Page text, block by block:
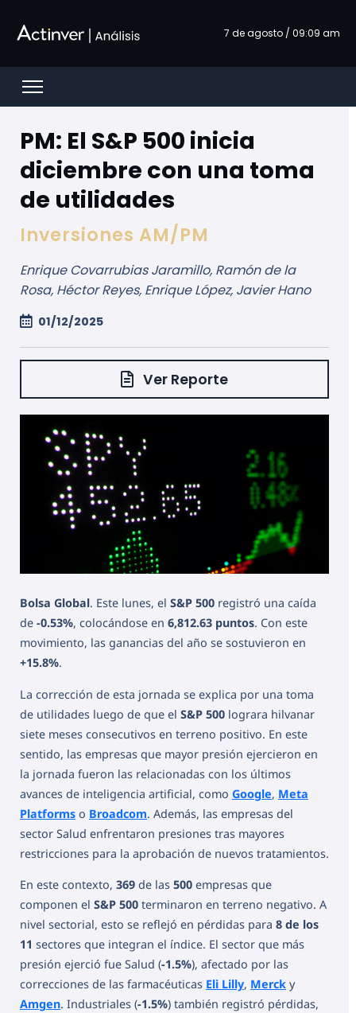
7 de agosto / 09:09 am
Open menu
PM: El S&P 500 inicia
diciembre con una toma
de utilidades
Inversiones AM/PM
Enrique Covarrubias Jaramillo, Ramón de la
Rosa, Héctor Reyes, Enrique López, Javier Hano
01/12/2025
Ver Reporte
Bolsa Global. Este lunes, el S&P 500 registró una caída
de -0.53%, colocándose en 6,812.63 puntos. Con este
movimiento, las ganancias del año se sostuvieron en
+15.8%.
La corrección de esta jornada se explica por una toma
de utilidades luego de que el S&P 500 lograra hilvanar
siete meses consecutivos en terreno positivo. En este
sentido, las empresas que mayor presión ejercieron en
la jornada fueron las relacionadas con los últimos
avances de inteligencia artificial, como Google, Meta
Platforms o Broadcom. Además, las empresas del
sector Salud enfrentaron presiones tras mayores
restricciones para la aprobación de nuevos tratamientos.
En este contexto, 369 de las 500 empresas que
componen el S&P 500 terminaron en terreno negativo. A
nivel sectorial, esto se reflejó en pérdidas para 8 de los
11 sectores que integran el índice. El sector que más
presión ejerció fue Salud (-1.5%), afectado por las
correcciones de las farmacéuticas Eli Lilly, Merck y
Amgen. Industriales (-1.5%) también registró pérdidas,